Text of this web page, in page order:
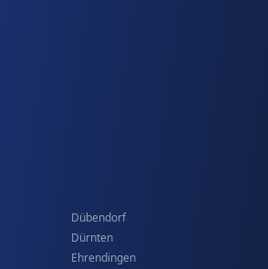
Dübendorf
Dürnten
Ehrendingen